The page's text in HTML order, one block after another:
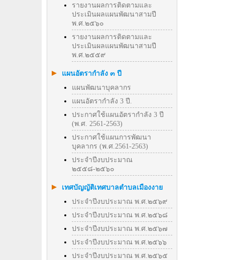
รายงานผลการติดตามและ
ประเมินผลแผนพัฒนาสามปี
พ.ศ.๒๕๖๐
รายงานผลการติดตามและ
ประเมินผลแผนพัฒนาสามปี
พ.ศ.๒๕๕๙
แผนอัตรากำลัง ๓ ปี
แผนพัฒนาบุคลากร
แผนอัตรากำลัง 3 ปี.
ประกาศใช้แผนอัตรากำลัง 3 ปี
(พ.ศ. 2561-2563)
ประกาศใช้แผนการพัฒนา
บุคลากร (พ.ศ.2561-2563)
ประจำปีงบประมาณ
๒๕๕๘-๒๕๖๐
เทศบัญญัติเทศบาลตำบลเมืองงาย
ประจำปีงบประมาณ พ.ศ.๒๕๖๙
ประจำปีงบประมาณ พ.ศ.๒๕๖๘
ประจำปีงบประมาณ พ.ศ.๒๕๖๗
ประจำปีงบประมาณ พ.ศ.๒๕๖๖
ประจำปีงบประมาณ พ.ศ.๒๕๖๕